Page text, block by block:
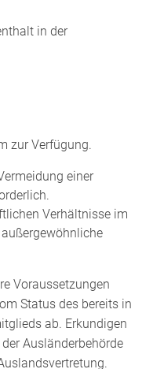
in der
zur Verfügung.
einer
Verhältnisse im
Voraussetzungen
Status des bereits in
ab. Erkundigen
Ausländerbehörde